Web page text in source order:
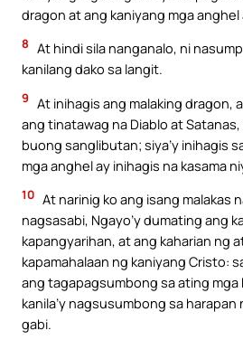
dragon at ang kaniyang mga anghel
8 At hindi sila nanganalo, ni
kanilang dako sa langit.
9 At inihagis ang malaking dragon,
ang tinatawag na Diablo at
buong sanglibutan; siya’y inihagis
mga anghel ay inihagis na kasama
10 At narinig ko ang isang malakas
nagsasabi, Ngayo’y dumating ang
kapangyarihan, at ang kaharian ng
kapamahalaan ng kaniyang Cristo:
ang tagapagsumbong sa ating mga
kanila’y nagsusumbong sa
gabi.